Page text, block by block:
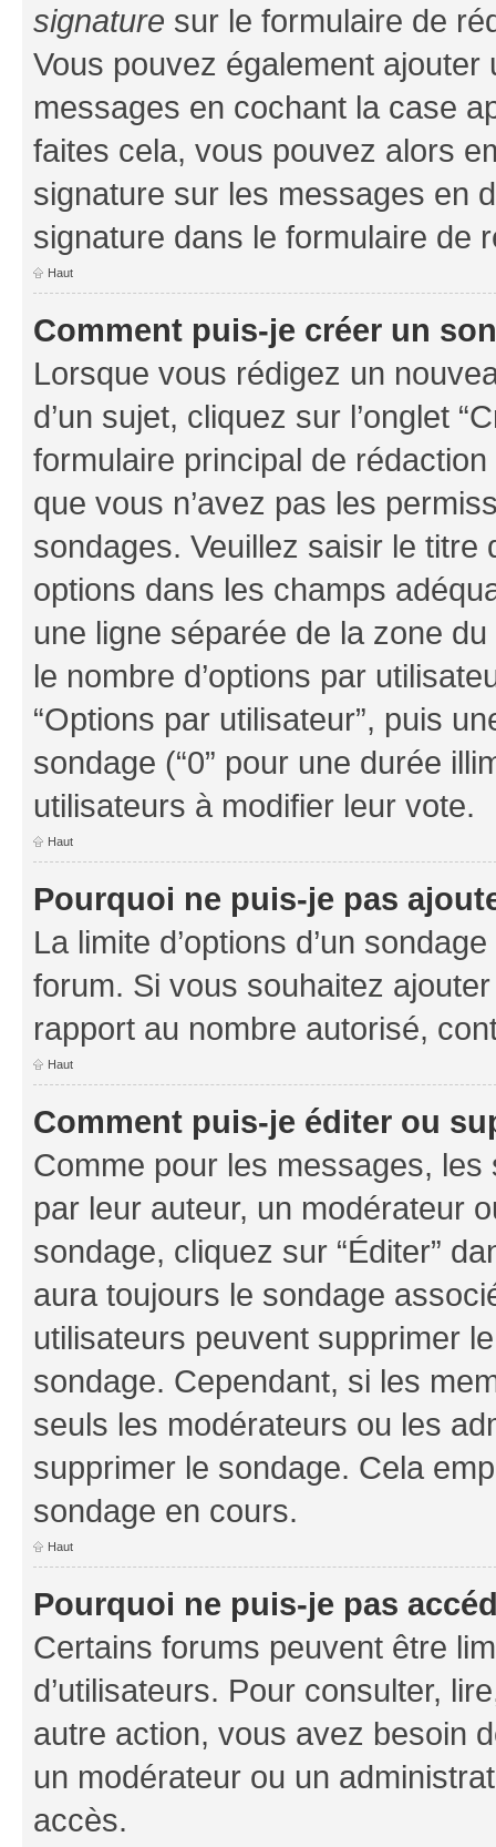
signature sur le formulaire de
Vous pouvez également
messages en cochant la case
faites cela, vous pouvez alors
signature sur les messages en
signature dans le formulaire de
Haut
Comment puis-je créer un
Lorsque vous rédigez un
d’un sujet, cliquez sur l’onglet
formulaire principal de
que vous n’avez pas les
sondages. Veuillez saisir le
options dans les champs
une ligne séparée de la zone
le nombre d’options par
“Options par utilisateur”, puis
sondage (“0” pour une durée
utilisateurs à modifier leur vote.
Haut
Pourquoi ne puis-je pas
La limite d’options d’un
forum. Si vous souhaitez
rapport au nombre autorisé,
Haut
Comment puis-je éditer ou
Comme pour les messages,
par leur auteur, un modérateur
sondage, cliquez sur “Éditer”
aura toujours le sondage
utilisateurs peuvent supprimer
sondage. Cependant, si les
seuls les modérateurs ou les
supprimer le sondage. Cela
sondage en cours.
Haut
Pourquoi ne puis-je pas
Certains forums peuvent être
d’utilisateurs. Pour consulter,
autre action, vous avez besoin
un modérateur ou un
accès.